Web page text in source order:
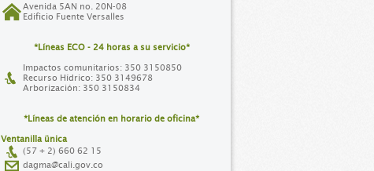
Avenida 5AN no. 20N-08
Edificio Fuente Versalles
*Líneas ECO - 24 horas a su servicio*
Impactos comunitarios: 350 3150850
Recurso Hídrico: 350 3149678
Arborización: 350 3150834
*Líneas de atención en horario de oficina*
Ventanilla ünica
(57 + 2) 660 62 15
dagma@cali.gov.co